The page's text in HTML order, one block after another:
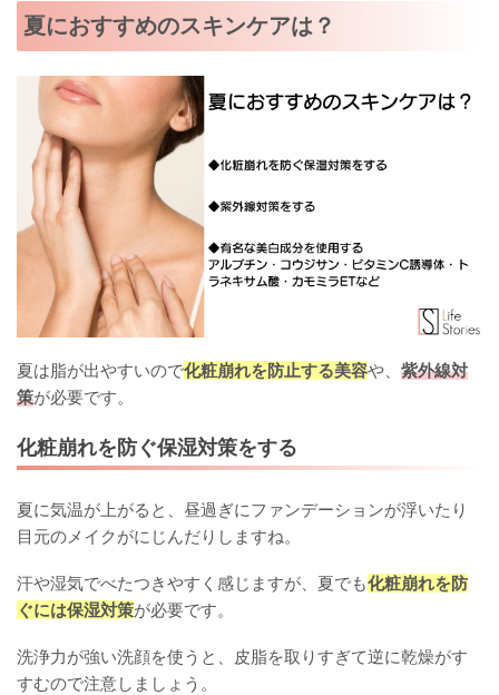
夏におすすめのスキンケアは？
夏は脂が出やすいので化粧崩れを防止する美容や、 紫外線対
策が必要です。
化粧崩れを防ぐ保湿対策をする
夏に気温が上がると、昼過ぎにファンデーションが浮いたり
目元のメイクがにじんだりしますね。
汗や湿気でべたつきやすく感じますが、夏でも化粧崩れを防
ぐには保湿対策が必要です。
洗浄力が強い洗顔を使うと、皮脂を取りすぎて逆に乾燥がす
すむので注意しましょう。